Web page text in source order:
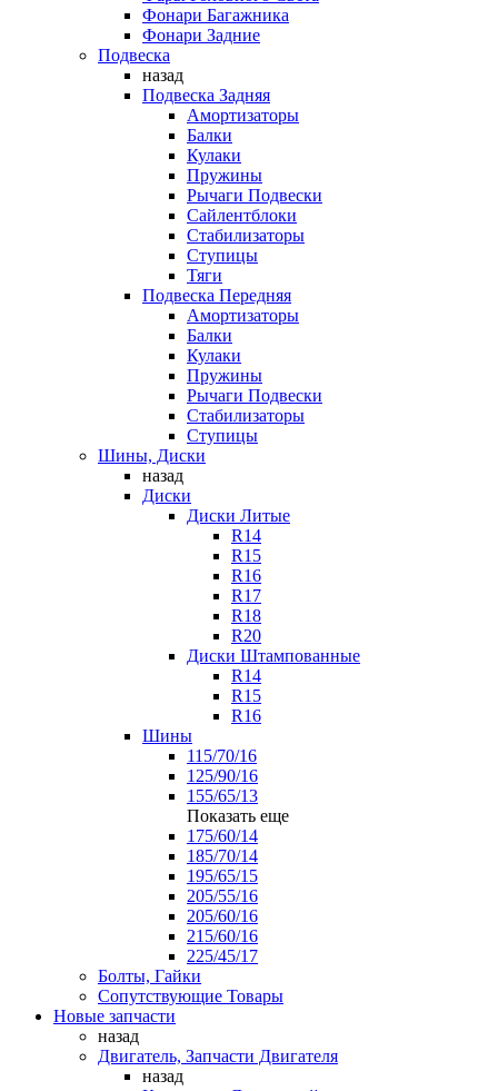
Фонари Багажника
Фонари Задние
Подвеска
назад
Подвеска Задняя
Амортизаторы
Балки
Кулаки
Пружины
Рычаги Подвески
Сайлентблоки
Стабилизаторы
Ступицы
Тяги
Подвеска Передняя
Амортизаторы
Балки
Кулаки
Пружины
Рычаги Подвески
Стабилизаторы
Ступицы
Шины, Диски
назад
Диски
Диски Литые
R14
R15
R16
R17
R18
R20
Диски Штампованные
R14
R15
R16
Шины
115/70/16
125/90/16
155/65/13
Показать еще
175/60/14
185/70/14
195/65/15
205/55/16
205/60/16
215/60/16
225/45/17
Болты, Гайки
Сопутствующие Товары
Новые запчасти
назад
Двигатель, Запчасти Двигателя
назад